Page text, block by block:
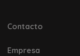
Contacto
Empresa